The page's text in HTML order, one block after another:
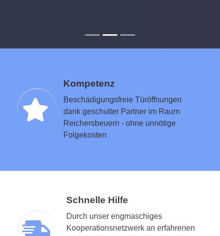
Kompetenz
Beschädigungsfreie Türöffnungen
dank geschulter Partner im Raum
Reichersbeuern - ohne unnötige
Folgekosten
Schnelle Hilfe
Durch unser engmaschiges
Kooperationsnetzwerk an erfahrenen